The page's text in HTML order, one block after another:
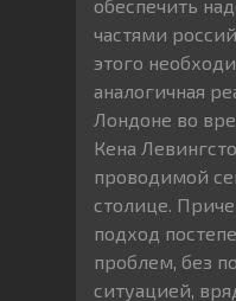
обеспечить
частями
этого
аналогичная
Лондоне во
Кена
проводимой
столице.
подход
проблем, без
ситуацией,